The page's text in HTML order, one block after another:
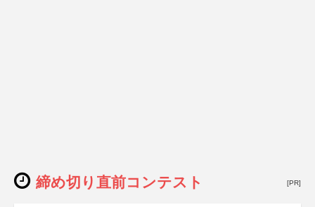
締め切り直前コンテスト [PR]